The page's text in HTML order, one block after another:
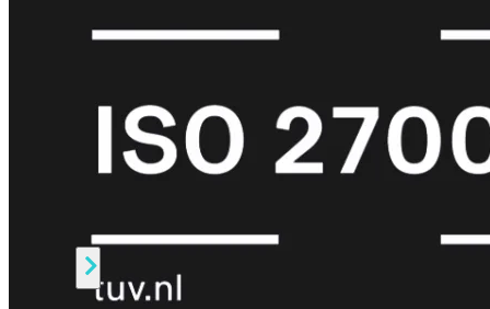
60FFortiWiFi
71G FortiWiFi
80FFortiWiFi
81F
Licentie
Alle